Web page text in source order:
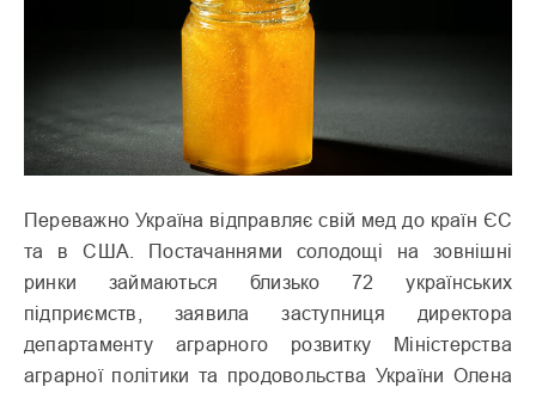
Переважно Україна відправляє свій мед до країн ЄС
та в США. Постачаннями солодощі на зовнішні
ринки займаються близько 72 українських
підприємств, заявила заступниця директора
департаменту аграрного розвитку Міністерства
аграрної політики та продовольства України Олена